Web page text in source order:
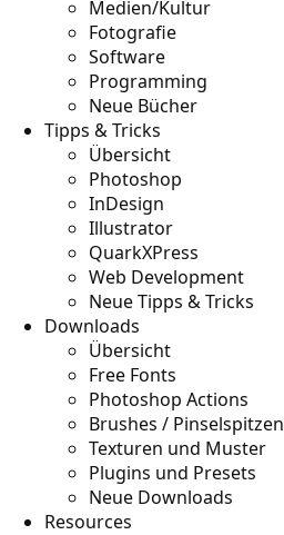
Medien/Kultur
Fotografie
Software
Programming
Neue Bücher
Tipps & Tricks
Übersicht
Photoshop
InDesign
Illustrator
QuarkXPress
Web Development
Neue Tipps & Tricks
Downloads
Übersicht
Free Fonts
Photoshop Actions
Brushes / Pinselspitzen
Texturen und Muster
Plugins und Presets
Neue Downloads
Resources